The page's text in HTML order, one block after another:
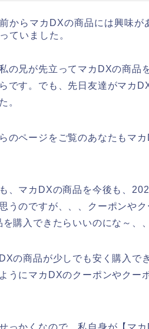
からマカDXの商品には興味
ていました。
の兄が先立ってマカDXの商品
です。でも、先日友達がマカ
。
のページをご覧のあなたもマ
、マカDXの商品を今後も、
うのですが、、、クーポンや
購入できたらいいのにな～、
の商品が少しでも安く購入で
うにマカDXのクーポンやクー
っかくなので、私自身が【マ